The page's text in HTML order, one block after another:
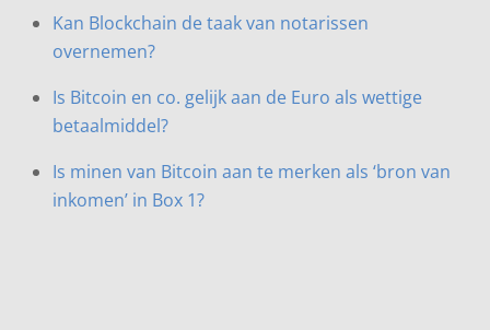
Kan Blockchain de taak van notarissen
overnemen?
Is Bitcoin en co. gelijk aan de Euro als wettige
betaalmiddel?
Is minen van Bitcoin aan te merken als ‘bron van
inkomen’ in Box 1?